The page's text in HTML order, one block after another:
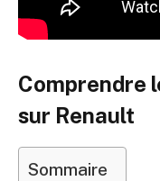
Comprendre
sur Renault
Sommaire